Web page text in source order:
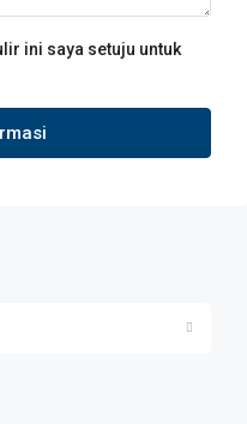
ini saya setuju untuk